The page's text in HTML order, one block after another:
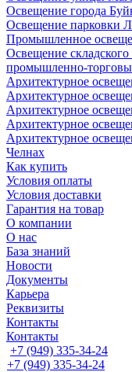
Освещение города
Освещение парковки
Промышленное
Освещение
промышленно-
Архитектурное
Архитектурное
Архитектурное
Архитектурное
Архитектурное
Челнах
Как купить
Условия оплаты
Условия доставки
Гарантия на товар
О компании
О нас
База знаний
Новости
Документы
Карьера
Реквизиты
Контакты
Контакты
+7 (949) 335-34-24
+7 (949) 335-34-24